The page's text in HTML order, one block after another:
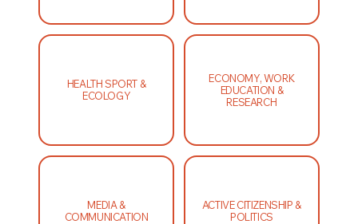
HEALTH SPORT &
ECOLOGY
ECONOMY, WORK
EDUCATION &
RESEARCH
MEDIA &
COMMUNICATION
ACTIVE CITIZENSHIP &
POLITICS